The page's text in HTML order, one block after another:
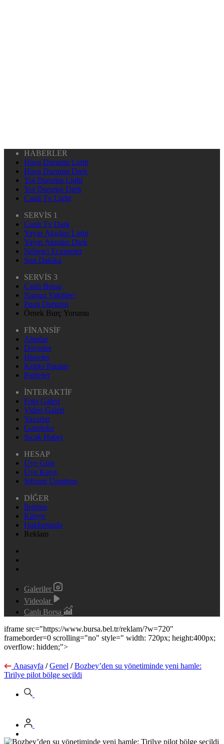
HABERLER
Hava Durumu Light
Hava Durumu Dark
Yol Durumu Light
Yol Durumu Dark
Canlı Tv Light
SERVİS 1
Canlı Tv Dark
Yayın Akışları Light
Yayın Akışları Dark
Nöbetçi Eczaneler
Son Dakika
SERVİS 3
Canlı Borsa
Namaz Vakitleri
Puan Durumu
Örnek Burç Yorumu
FİNANSİF
Altınlar
Dövizler
Hisseler
Kripto Paralar
Pariteler
İNTERAKTİF
Foto Galeri
Video Galeri
Yazarlar
Gazeteler
Sıcak Haber
HESAP
Üye Giriş
Üye Kayıt
Şifremi Unuttum
DİĞER
İletişim
Künye
Hakkımızda
Reklam
Galeriler
Videolar
Canlı Borsa
iframe src="https://www.bursa.bel.tr/reklam/?w=720"
frameborder=0 scrolling="no" style=" width: 720px; height:400px;
overflow: hidden;">
Anasayfa / Genel / Bozbey’den su yönetiminde yeni hamle:
Tirilye pilot bölge seçildi